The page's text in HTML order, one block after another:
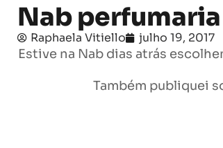
Nab
Raphaela Vitiello julho 19, 2017
Estive na Nab dias atrás
Também publiquei